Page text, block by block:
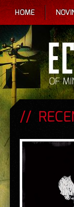
HOME